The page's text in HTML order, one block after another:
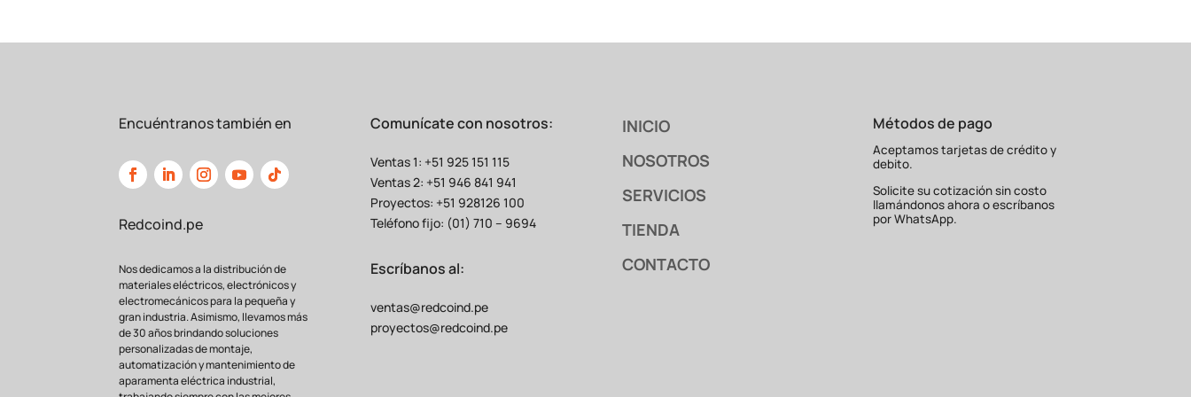
Encuéntranos también en
Redcoind.pe
Nos dedicamos a la distribución de
materiales eléctricos, electrónicos y
electromecánicos para la pequeña y
gran industria. Asimismo, llevamos más
de 30 años brindando soluciones
personalizadas de montaje,
automatización y mantenimiento de
aparamenta eléctrica industrial,
Comunícate con nosotros:
Ventas 1: +51 925 151 115
Ventas 2: +51 946 841 941
Proyectos: +51 928126 100
Teléfono fijo: (01) 710 – 9694
Escríbanos al:
ventas@redcoind.pe
proyectos@redcoind.pe
INICIO
NOSOTROS
SERVICIOS
TIENDA
CONTACTO
Métodos de pago
Aceptamos tarjetas de crédito y
debito.
Solicite su cotización sin costo
llamándonos ahora o escríbanos
por WhatsApp.